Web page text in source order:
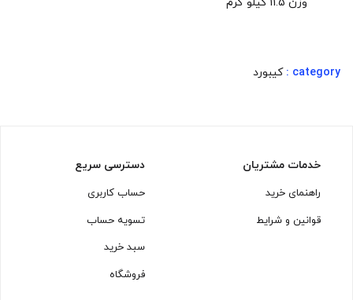
category : کیبورد
خدمات مشتریان
راهنمای خرید
قوانین و شرایط
دسترسی سریع
حساب کاربری
تسویه حساب
سبد خرید
فروشگاه